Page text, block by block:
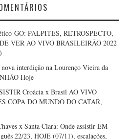
GO: PALPITES, RETROSPECTO,
VER AO VIVO BRASILEIRÃO 2022
interdição na Lourenço Vieira da
Hoje
Croácia x Brasil AO VIVO
COPA DO MUNDO DO CATAR,
x Santa Clara: Onde assistir EM
22/23, HOJE (07/11), escalações,